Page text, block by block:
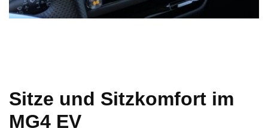
Sitze und Sitzkomfort im
MG4 EV